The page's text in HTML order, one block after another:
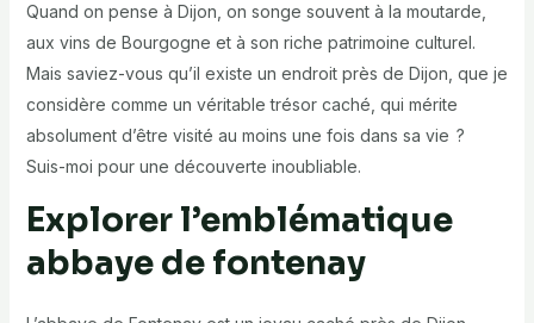
Quand on pense à Dijon, on songe souvent à la moutarde,
aux vins de Bourgogne et à son riche patrimoine culturel.
Mais saviez-vous qu’il existe un endroit près de Dijon, que je
considère comme un véritable trésor caché, qui mérite
absolument d’être visité au moins une fois dans sa vie ?
Suis-moi pour une découverte inoubliable.
Explorer l’emblématique
abbaye de fontenay